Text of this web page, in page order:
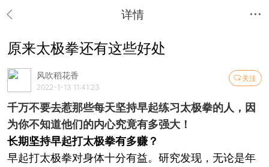
详情
原来太极拳还有这些好处
关注
风吹稻花香
2022-1-13 11:41:23
千万不要去惹那些每天坚持早起练习太极拳的人，因
为你不知道他们的内心究竟有多强大！
长期坚持早起打太极拳有多赚？
早起打太极拳对身体十分有益。研究发现，无论是年